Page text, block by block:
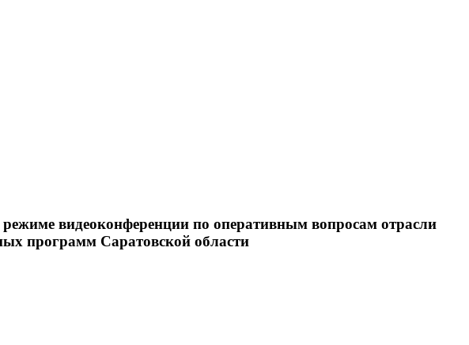
видеоконференции по оперативным вопросам отрасли
программ Саратовской области